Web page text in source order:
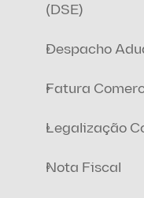
(DSE)
Despacho
Fatura
Legalização
Nota Fiscal